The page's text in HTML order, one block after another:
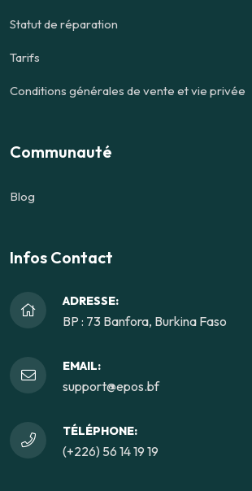
Statut de réparation
Tarifs
Conditions générales de vente et vie privée
Communauté
Blog
Infos Contact
ADRESSE:
BP : 73 Banfora, Burkina Faso
EMAIL:
support@epos.bf
TÉLÉPHONE:
(+226) 56 14 19 19